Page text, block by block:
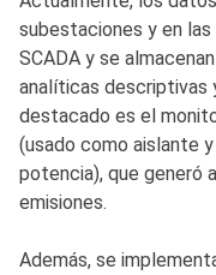
subestaciones y en
SCADA y se
analíticas descriptivas
destacado es el
(usado como aislante
potencia), que generó
emisiones.
Además, se